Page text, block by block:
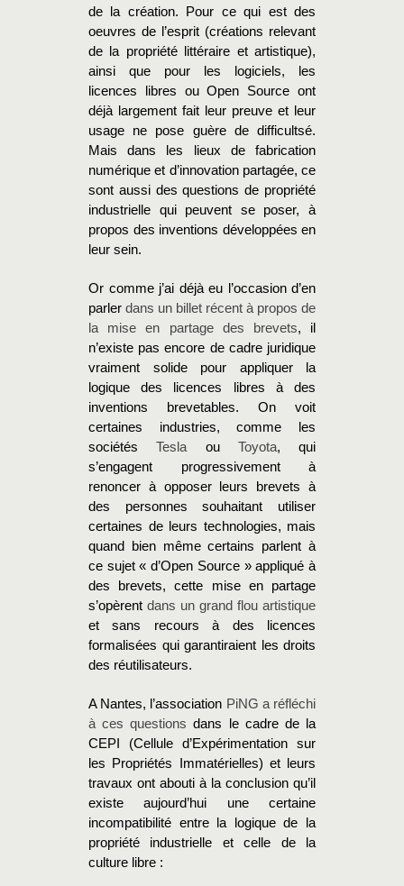
de la création. Pour ce qui est des
oeuvres de l’esprit (créations relevant
de la propriété littéraire et artistique),
ainsi que pour les logiciels, les
licences libres ou Open Source ont
déjà largement fait leur preuve et leur
usage ne pose guère de difficultsé.
Mais dans les lieux de fabrication
numérique et d’innovation partagée, ce
sont aussi des questions de propriété
industrielle qui peuvent se poser, à
propos des inventions développées en
leur sein.
Or comme j’ai déjà eu l’occasion d’en
parler dans un billet récent à propos de
la mise en partage des brevets, il
n’existe pas encore de cadre juridique
vraiment solide pour appliquer la
logique des licences libres à des
inventions brevetables. On voit
certaines industries, comme les
sociétésTesla ou Toyota, qui
s’engagent progressivement à
renoncer à opposer leurs brevets à
des personnes souhaitant utiliser
certaines de leurs technologies, mais
quand bien même certains parlent à
ce sujet « d’Open Source » appliqué à
des brevets, cette mise en partage
s’opèrent dans un grand flou artistique
et sans recours à des licences
formalisées qui garantiraient les droits
des réutilisateurs.
A Nantes, l’association PiNG a réfléchi
à ces questions dans le cadre de la
CEPI (Cellule d’Expérimentation sur
les Propriétés Immatérielles) et leurs
travaux ont abouti à la conclusion qu’il
existe aujourd’hui une certaine
incompatibilité entre la logique de la
propriété industrielle et celle de la
culture libre :